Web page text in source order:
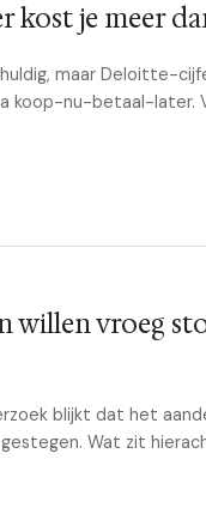
kost je meer
maar Deloitte-
koop-nu-betaal-later.
willen vroeg
blijkt dat het
Wat zit